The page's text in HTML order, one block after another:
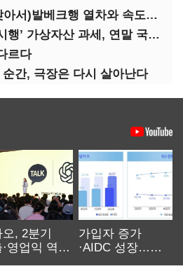
(잃어버린 경영을 찾아서)발베크행 열차와 속도의 환상: 디지털 전환과 물류 혁신의 포용적 노동 전략
[디지털애셋]‘내년 시행’ 가상자산 과세, 연말 국회 문턱 넘을까
르다
순간, 극장은 다시 살아난다
오, 2분기
영업익 역대
가입자 증가
·AIDC 성장…